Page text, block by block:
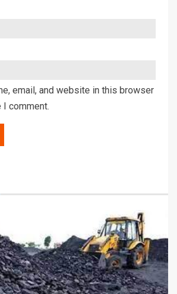
email, and website in this browser
comment.